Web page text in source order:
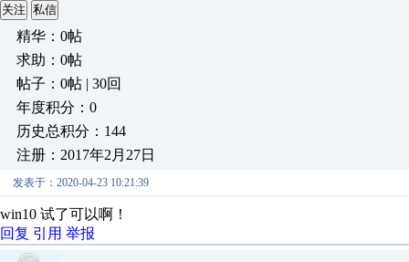
关注 私信
精华：0帖
求助：0帖
帖子：0帖 | 30回
年度积分：0
历史总积分：144
注册：2017年2月27日
发表于：2020-04-23 10:21:39
win10 试了可以啊！
回复 引用 举报